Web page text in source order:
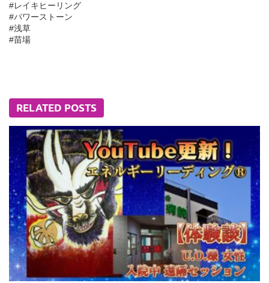
#レイキヒーリング
#パワーストーン
#浅草
#苗場
RELATED POSTS